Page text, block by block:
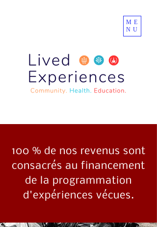
ME
NU
100 % de nos revenus sont
consacrés au financement
de la programmation
d'expériences vécues.